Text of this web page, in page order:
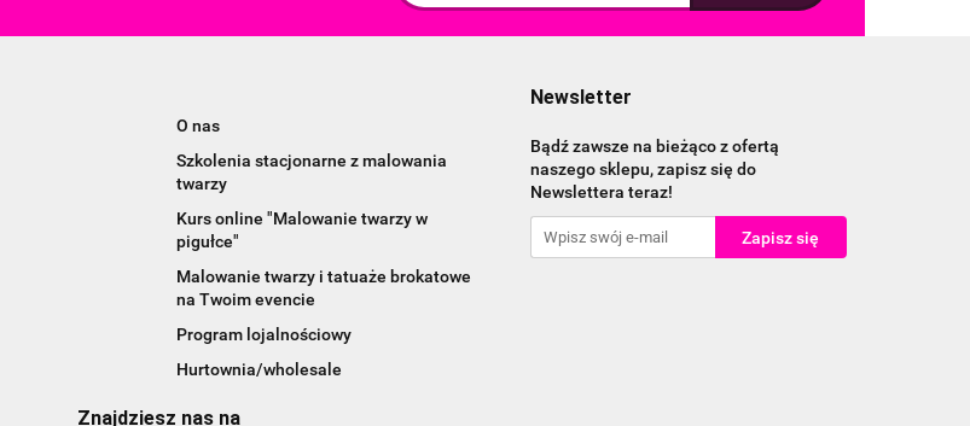
O nas
Szkolenia stacjonarne z malowania
twarzy
Kurs online "Malowanie twarzy w
pigułce"
Malowanie twarzy i tatuaże brokatowe
na Twoim evencie
Program lojalnościowy
Hurtownia/wholesale
Newsletter
Bądź zawsze na bieżąco z ofertą
naszego sklepu, zapisz się do
Newslettera teraz!
Znajdziesz nas na